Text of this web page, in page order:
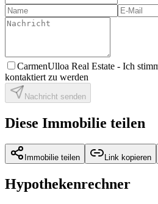
CarmenUlloa Real Estate - Ich
kontaktiert zu werden
Nachricht senden
Diese Immobilie teilen
Immobilie teilen Link kopieren
Hypothekenrechner